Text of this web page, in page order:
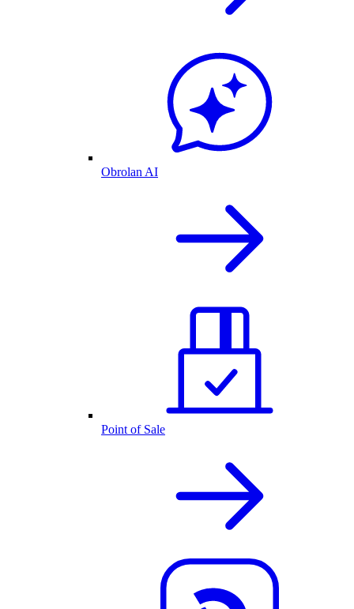
Obrolan AI
Point of Sale